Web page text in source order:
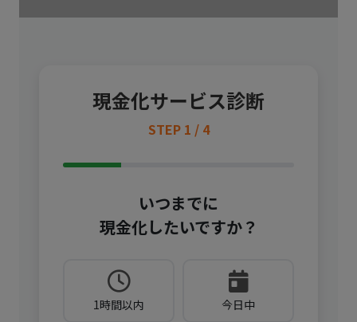
現金化サービス診断
STEP 1 / 4
いつまでに
現金化したいですか？
1時間以内 今日中